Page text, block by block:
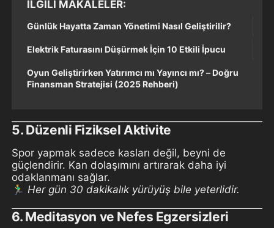
İLGILI MAKALELER
Günlük Hayatta Zaman Yönetimi Nasıl Geliştirilir?
Elektrik Faturasını Düşürmek İçin 10 Etkili İpucu
Oyun Geliştirirken Yatırımcı mı Yayıncı mı? – Doğru
Finansman Stratejisi (2025 Rehberi)
5. Düzenli Fiziksel Aktivite
Spor yapmak sadece kasları değil, beyni de
güçlendirir. Kan dolaşımını artırarak daha iyi
odaklanmanı sağlar.
🏃‍♂️ Her gün 30 dakikalık yürüyüş bile yeterlidir.
6. Meditasyon ve Nefes Egzersizleri